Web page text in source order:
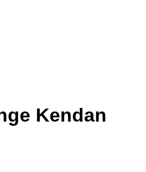
Kendan